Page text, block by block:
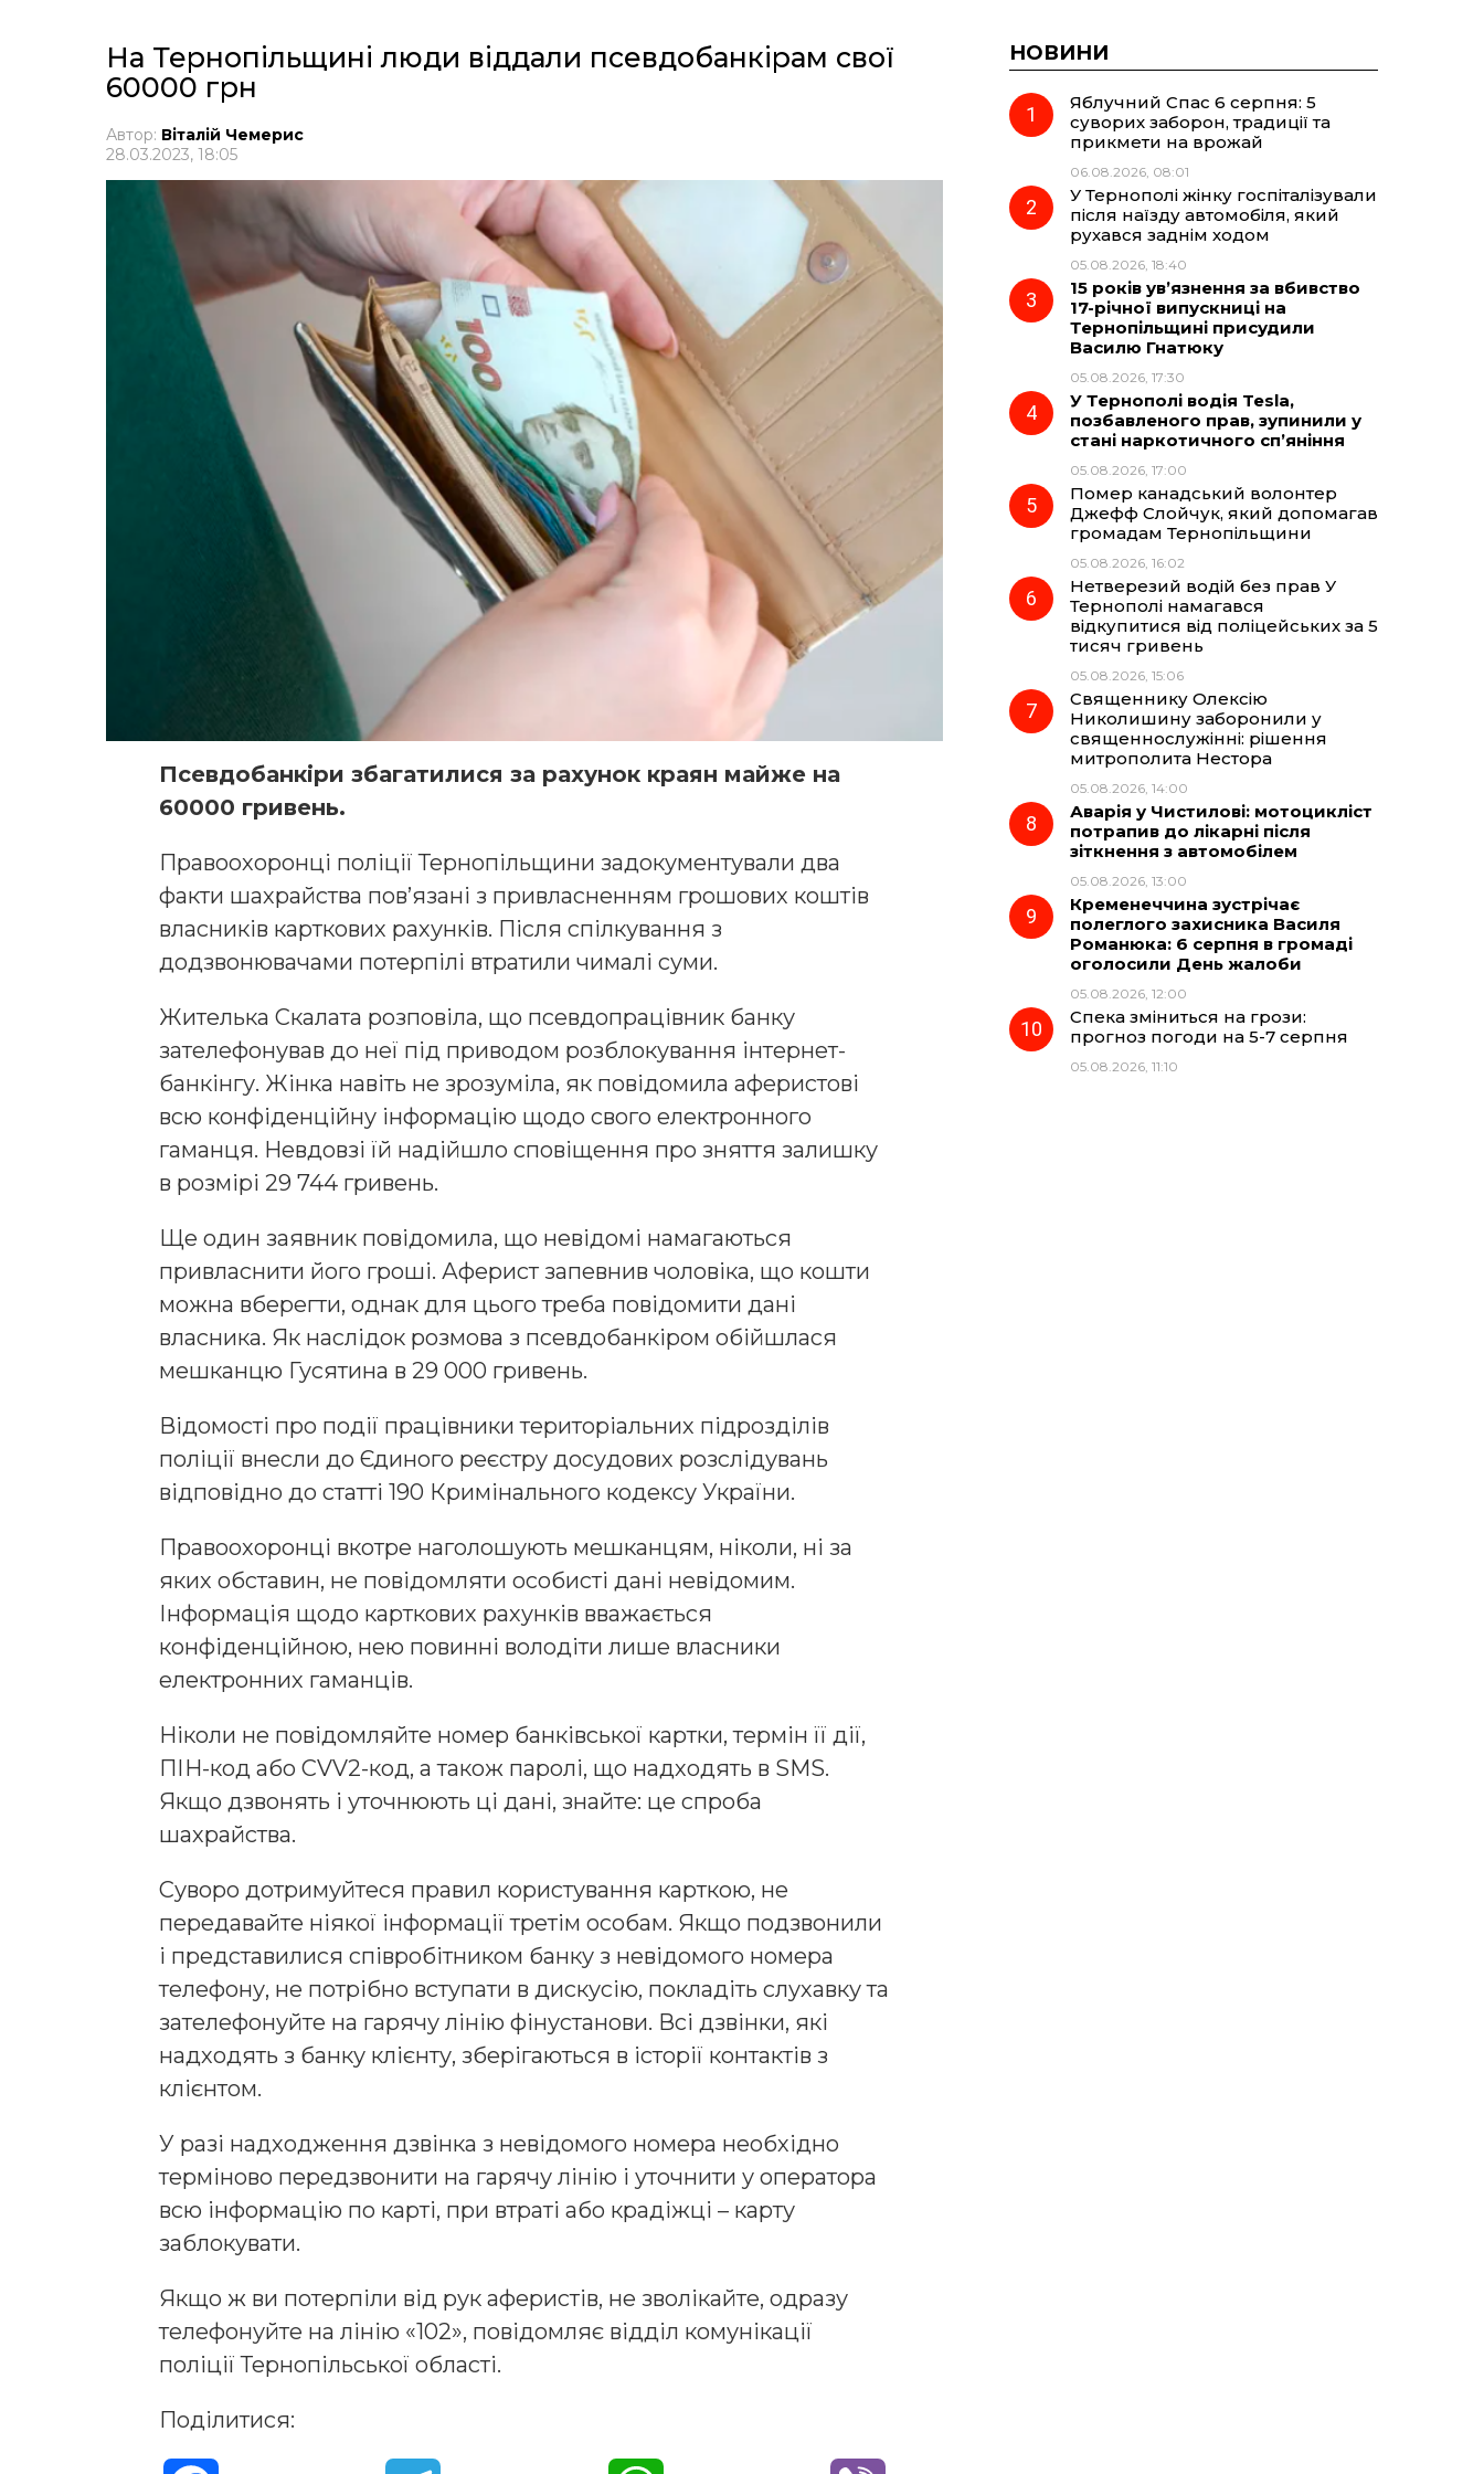
На Тернопільщині люди віддали псевдобанкірам свої
60000 грн
Автор: Віталій Чемерис
28.03.2023, 18:05
Псевдобанкіри збагатилися за рахунок краян майже на
60000 гривень.
Правоохоронці поліції Тернопільщини задокументували два
факти шахрайства пов’язані з привласненням грошових коштів
власників карткових рахунків. Після спілкування з
додзвонювачами потерпілі втратили чималі суми.
Жителька Скалата розповіла, що псевдопрацівник банку
зателефонував до неї під приводом розблокування інтернет-
банкінгу. Жінка навіть не зрозуміла, як повідомила аферистові
всю конфіденційну інформацію щодо свого електронного
гаманця. Невдовзі їй надійшло сповіщення про зняття залишку
в розмірі 29 744 гривень.
Ще один заявник повідомила, що невідомі намагаються
привласнити його гроші. Аферист запевнив чоловіка, що кошти
можна вберегти, однак для цього треба повідомити дані
власника. Як наслідок розмова з псевдобанкіром обійшлася
мешканцю Гусятина в 29 000 гривень.
Відомості про події працівники територіальних підрозділів
поліції внесли до Єдиного реєстру досудових розслідувань
відповідно до статті 190 Кримінального кодексу України.
Правоохоронці вкотре наголошують мешканцям, ніколи, ні за
яких обставин, не повідомляти особисті дані невідомим.
Інформація щодо карткових рахунків вважається
конфіденційною, нею повинні володіти лише власники
електронних гаманців.
Ніколи не повідомляйте номер банківської картки, термін її дії,
ПІН-код або CVV2-код, а також паролі, що надходять в SMS.
Якщо дзвонять і уточнюють ці дані, знайте: це спроба
шахрайства.
Суворо дотримуйтеся правил користування карткою, не
передавайте ніякої інформації третім особам. Якщо подзвонили
і представилися співробітником банку з невідомого номера
телефону, не потрібно вступати в дискусію, покладіть слухавку та
зателефонуйте на гарячу лінію фінустанови. Всі дзвінки, які
надходять з банку клієнту, зберігаються в історії контактів з
клієнтом.
У разі надходження дзвінка з невідомого номера необхідно
терміново передзвонити на гарячу лінію і уточнити у оператора
всю інформацію по карті, при втраті або крадіжці – карту
заблокувати.
Якщо ж ви потерпіли від рук аферистів, не зволікайте, одразу
телефонуйте на лінію «102», повідомляє відділ комунікації
поліції Тернопільської області.
Поділитися:
НОВИНИ
Яблучний Спас 6 серпня: 5
суворих заборон, традиції та
прикмети на врожай
06.08.2026, 08:01
У Тернополі жінку госпіталізували
після наїзду автомобіля, який
рухався заднім ходом
05.08.2026, 18:40
15 років ув’язнення за вбивство
17-річної випускниці на
Тернопільщині присудили
Василю Гнатюку
05.08.2026, 17:30
У Тернополі водія Tesla,
позбавленого прав, зупинили у
стані наркотичного сп’яніння
05.08.2026, 17:00
Помер канадський волонтер
Джефф Слойчук, який допомагав
громадам Тернопільщини
05.08.2026, 16:02
Нетверезий водій без прав У
Тернополі намагався
відкупитися від поліцейських за 5
тисяч гривень
05.08.2026, 15:06
Священнику Олексію
Николишину заборонили у
священнослужінні: рішення
митрополита Нестора
05.08.2026, 14:00
Аварія у Чистилові: мотоцикліст
потрапив до лікарні після
зіткнення з автомобілем
05.08.2026, 13:00
Кременеччина зустрічає
полеглого захисника Василя
Романюка: 6 серпня в громаді
оголосили День жалоби
05.08.2026, 12:00
Спека зміниться на грози:
прогноз погоди на 5-7 серпня
05.08.2026, 11:10